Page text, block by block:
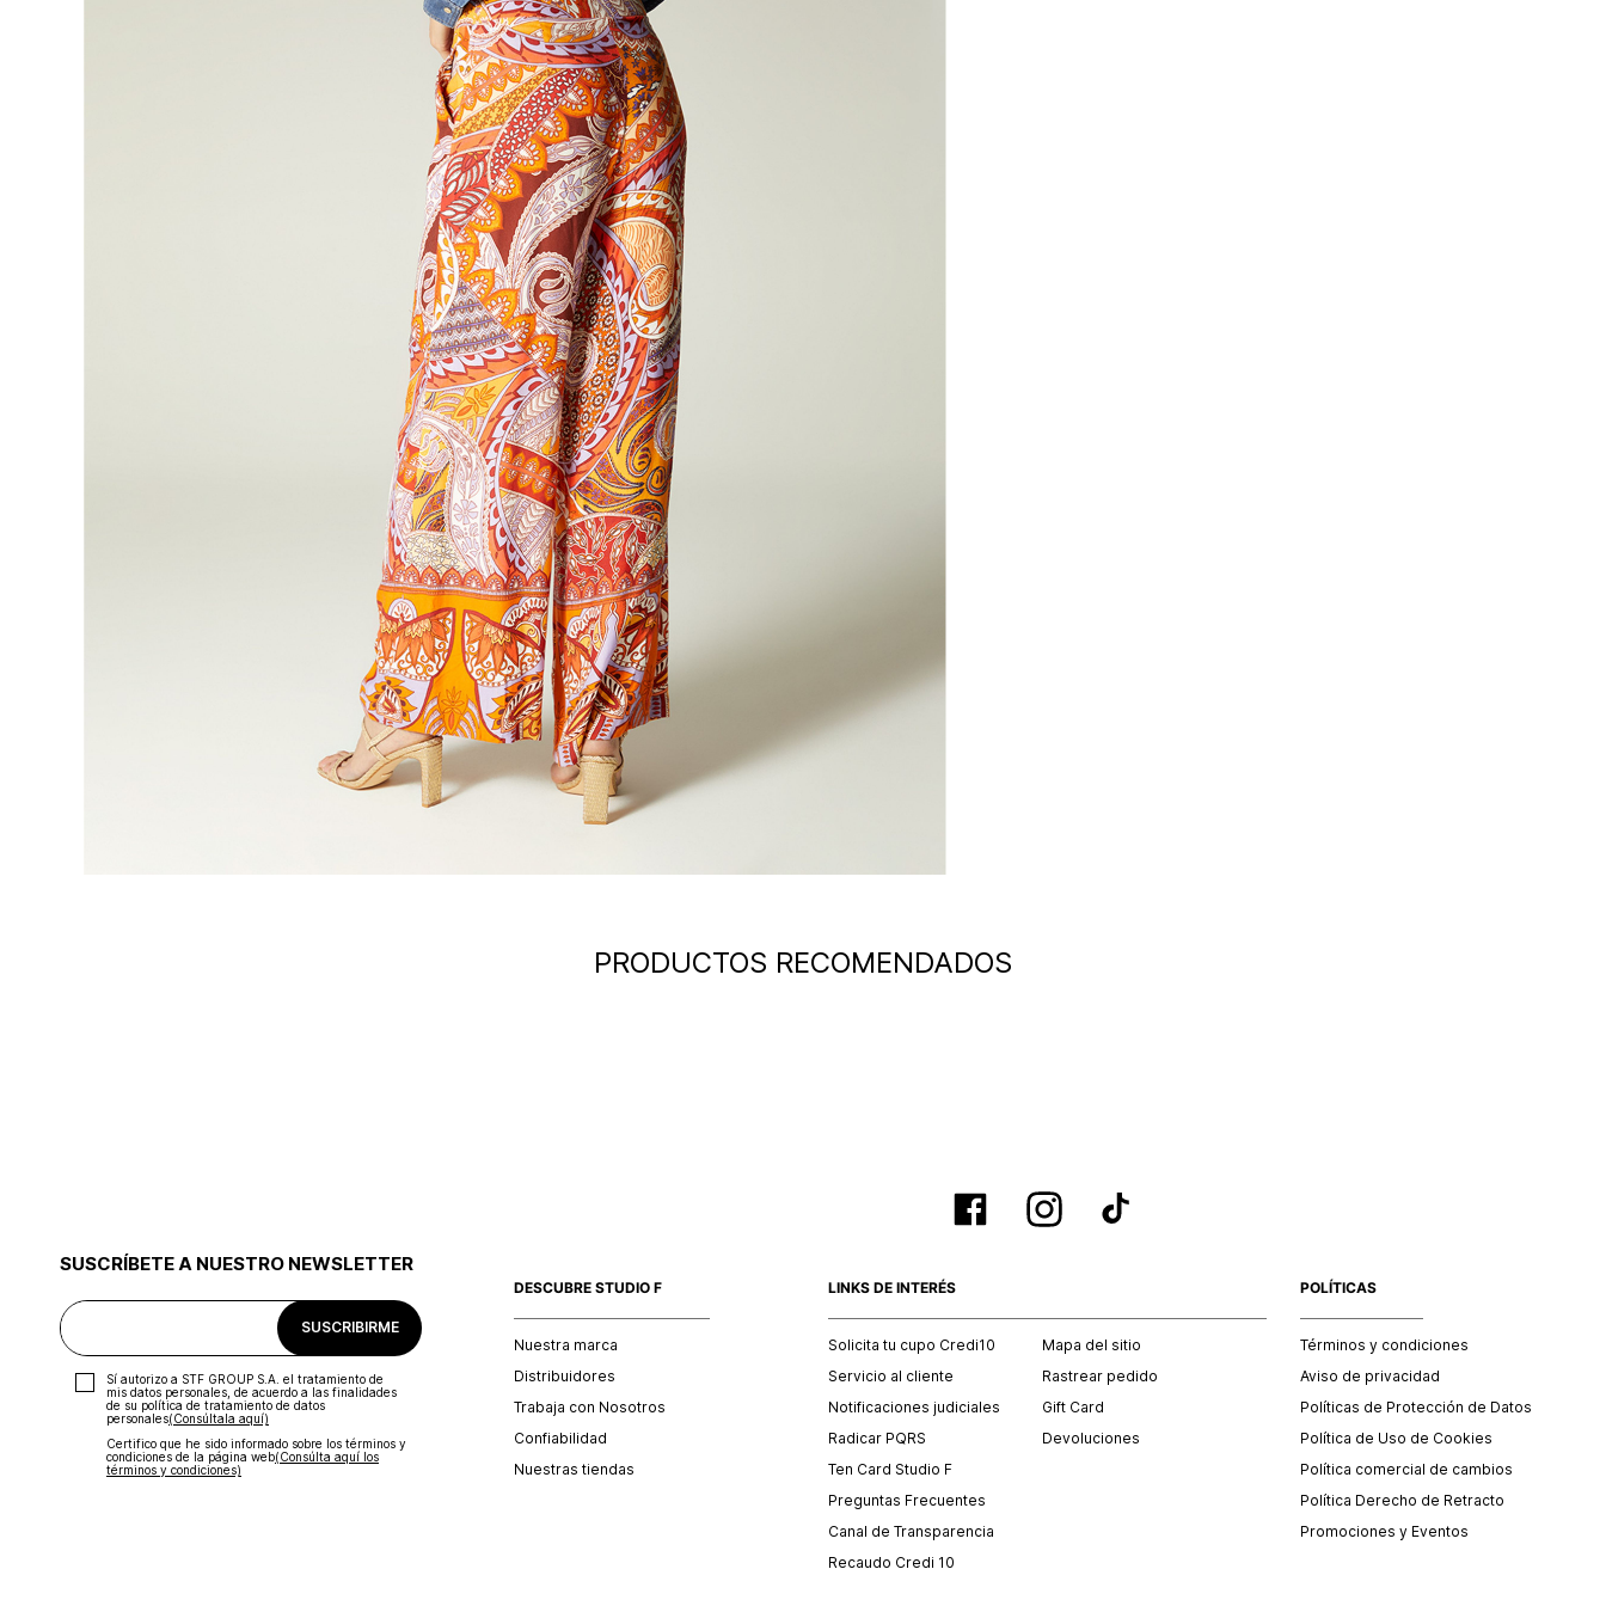
PRODUCTOS RECOMENDADOS
SUSCRÍBETE A NUESTRO NEWSLETTER
SUSCRIBIRME
Sí autorizo a STF GROUP S.A. el tratamiento de
mis datos personales, de acuerdo a las finalidades
de su política de tratamiento de datos
personales‎(Consúltala aquí)
Certifico que he sido informado sobre los términos y
condiciones de la página web‎(Consúlta aquí los
términos y condiciones)
DESCUBRE STUDIO F
Nuestra marca
Distribuidores
Trabaja con Nosotros
Confiabilidad
Nuestras tiendas
LINKS DE INTERÉS
Solicita tu cupo Credi10
Servicio al cliente
Notificaciones judiciales
Radicar PQRS
Ten Card Studio F
Preguntas Frecuentes
Canal de Transparencia
Recaudo Credi 10
Mapa del sitio
Rastrear pedido
Gift Card
Devoluciones
POLÍTICAS
Términos y condiciones
Aviso de privacidad
Políticas de Protección de Datos
Política de Uso de Cookies
Política comercial de cambios
Política Derecho de Retracto
Promociones y Eventos